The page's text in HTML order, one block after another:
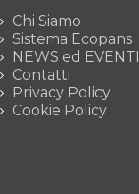
Chi Siamo
Sistema Ecopans
NEWS ed EVENTI
Contatti
Privacy Policy
Cookie Policy